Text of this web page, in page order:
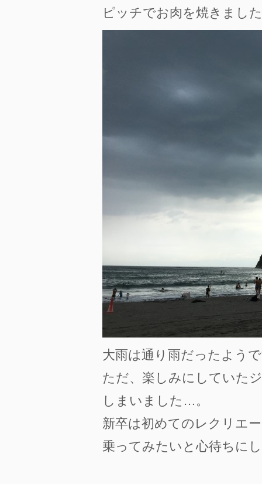
ピッチでお肉を焼きまし
大雨は通り雨だったよう
ただ、楽しみにしていた
しまいました…。
新卒は初めてのレクリエ
乗ってみたいと心待ちに